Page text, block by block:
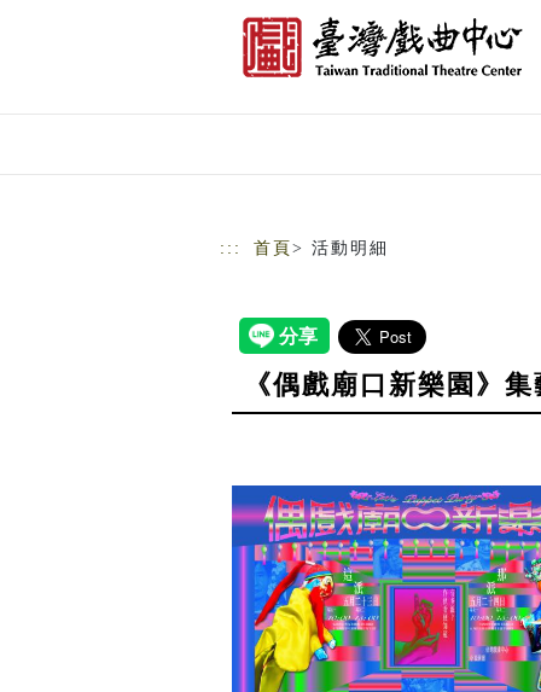
::: 首頁 > 活動明細
《偶戲廟口新樂園》